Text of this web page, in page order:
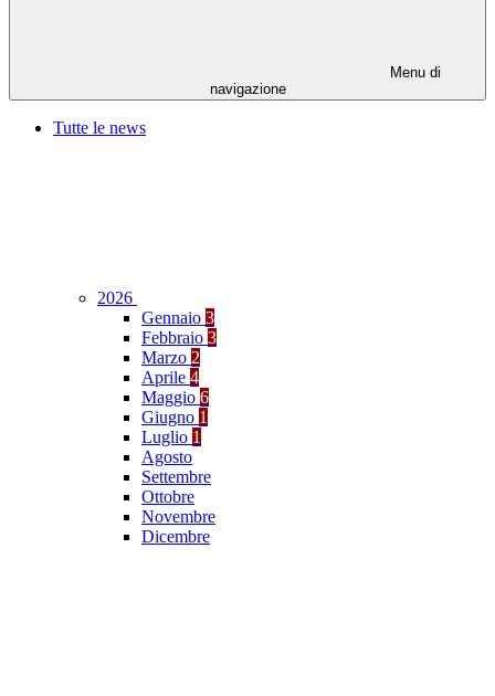
Menu di
navigazione
Tutte le news
2026
Gennaio 3
Febbraio 3
Marzo 2
Aprile 4
Maggio 6
Giugno 1
Luglio 1
Agosto
Settembre
Ottobre
Novembre
Dicembre